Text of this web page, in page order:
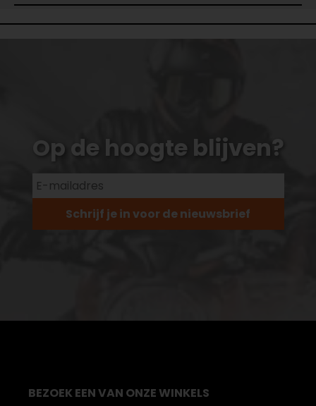
Op de hoogte blijven?
Schrijf je in voor de nieuwsbrief
BEZOEK EEN VAN ONZE WINKELS